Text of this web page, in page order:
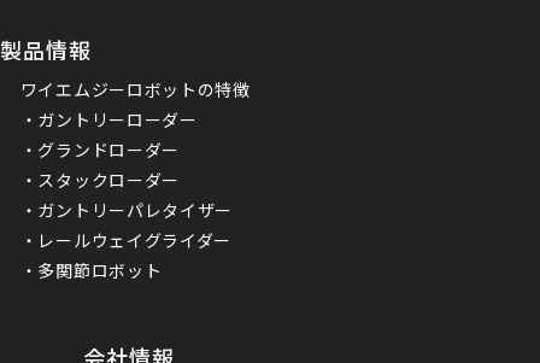
製品情報
ワイエムジーロボットの特徴
・ガントリーローダー
・グランドローダー
・スタックローダー
・ガントリーパレタイザー
・レールウェイグライダー
・多関節ロボット